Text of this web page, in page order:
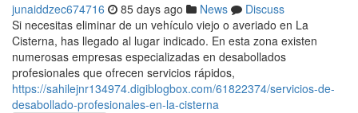
junaiddzec674716 85 days ago News
Discuss
Si necesitas eliminar de un vehículo viejo o averiado en La
Cisterna, has llegado al lugar indicado. En esta zona existen
numerosas empresas especializadas en desabollados
profesionales que ofrecen servicios rápidos,
https://sahilejnr134974.digiblogbox.com/61822374/servicios-de-
desabollado-profesionales-en-la-cisterna